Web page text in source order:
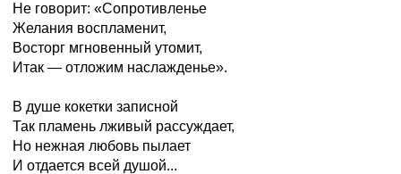
Не говорит: «Сопротивленье
Желания воспламенит,
Восторг мгновенный утомит,
Итак — отложим наслажденье».
В душе кокетки записной
Так пламень лживый рассуждает,
Но нежная любовь пылает
И отдается всей душой...